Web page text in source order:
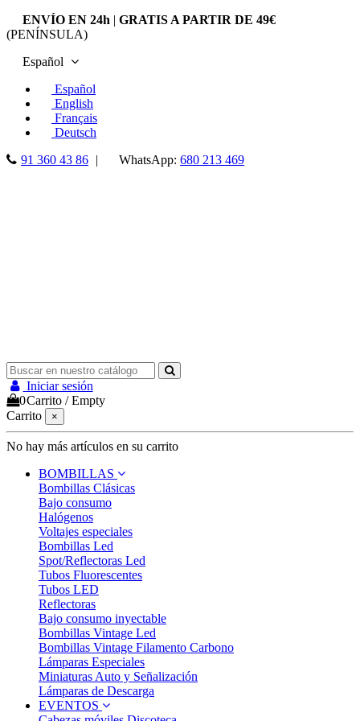
ENVÍO EN 24h | GRATIS A PARTIR DE 49€
(PENÍNSULA)
Español
Español
English
Français
Deutsch
91 360 43 86 | WhatsApp: 680 213 469
Iniciar sesión
0Carrito /Empty
Carrito
×
No hay más artículos en su carrito
BOMBILLAS
Bombillas Clásicas
Bajo consumo
Halógenos
Voltajes especiales
Bombillas Led
Spot/Reflectoras Led
Tubos Fluorescentes
Tubos LED
Reflectoras
Bajo consumo inyectable
Bombillas Vintage Led
Bombillas Vintage Filamento Carbono
Lámparas Especiales
Miniaturas Auto y Señalización
Lámparas de Descarga
EVENTOS